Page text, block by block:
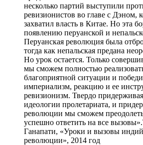
несколько партий выступили
ревизионистов во главе с Дэном,
захватил власть в Китае. Но эта
появлению перуанской и
Перуанская революция была
тогда как непальская предана
Но урок остается. Только
мы сможем полностью
благоприятной ситуации и
империализм, реакцию и ее
ревизионизм. Твердо
идеологии пролетариата, и
революции мы сможем
успешно ответить на все
Ганапати, «Уроки и вызовы
революции», 2014 год